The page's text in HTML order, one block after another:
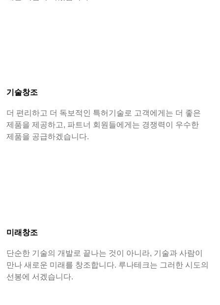
기술창조
더 편리하고 더 독보적인 특허기술로 고객에게는 더 좋은
제품을 제공하고, 파트너 회원들에게는 경쟁력이 우수한
제품을 공급하겠습니다.
미래창조
단순한 기술의 개발로 끝나는 것이 아니라, 기술과 사람이
만나 새로운 미래를 창조합니다. 루나테크는 그러한 시도의
선봉에 서겠습니다.